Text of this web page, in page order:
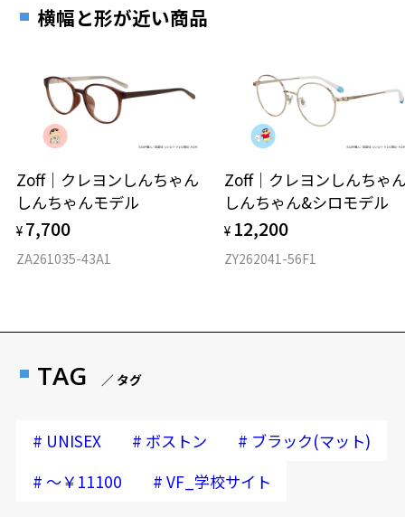
横幅と形が近い商品
Zoff｜クレヨンしんちゃん
しんちゃんモデル
¥ 7,700
ZA261035-43A1
Zoff｜クレヨンしんち
しんちゃん&シロモデル
¥ 12,200
ZY262041-56F1
TAG ／ タグ
# UNISEX # ボストン # ブラック(マット)
# ～￥11100 # VF_学校サイト